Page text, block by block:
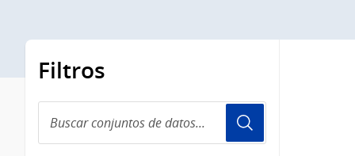
Filtros
conjuntos
de